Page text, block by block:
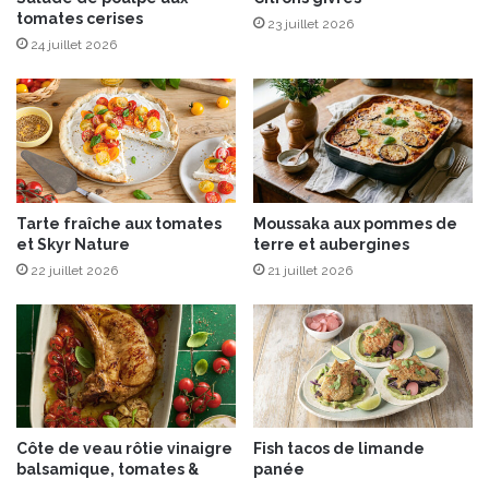
u
l
g
n
y
S
a
i
n
t
-
e
tomates cerises
24 juillet 2026
23 juillet 2026
Tarte fraîche aux tomates
et Skyr Nature
22 juillet 2026
Moussaka aux pommes de
terre et aubergines
21 juillet 2026
Côte de veau rôtie vinaigre
balsamique, tomates &
Fish tacos de limande
panée